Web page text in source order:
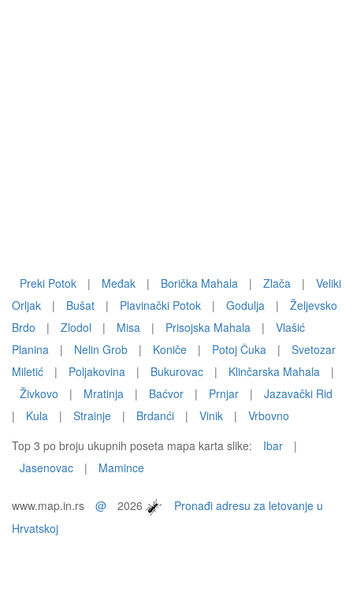
Preki Potok | Međak | Borička Mahala | Zlača |
Veliki
Orljak
| Bušat | Plavinački Potok | Godulja |
Željevsko
Brdo
| Zlodol | Misa | Prisojska Mahala |
Vlašić
Planina
| Nelin Grob | Koniče | Potoj Čuka |
Svetozar
Miletić
| Poljakovina | Bukurovac | Klinčarska Mahala
|
Živkovo
| Mratinja | Baćvor | Prnjar |
Jazavački Rid
|
Kula | Strainje | Brdanći | Vinik |
Vrbovno
Top 3 po broju ukupnih poseta mapa karta slike:
Ibar
|
Jasenovac
| Mamince
www.map.in.rs @ 2026
Pronađi adresu za letovanje u
Hrvatskoj